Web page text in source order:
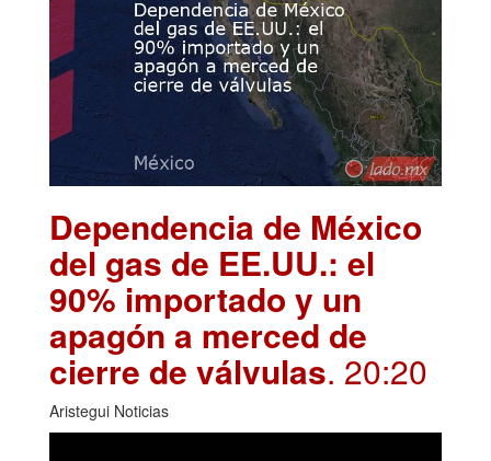
Dependencia de México
del gas de EE.UU.: el
90% importado y un
apagón a merced de
cierre de válvulas. 20:20
Aristegui Noticias